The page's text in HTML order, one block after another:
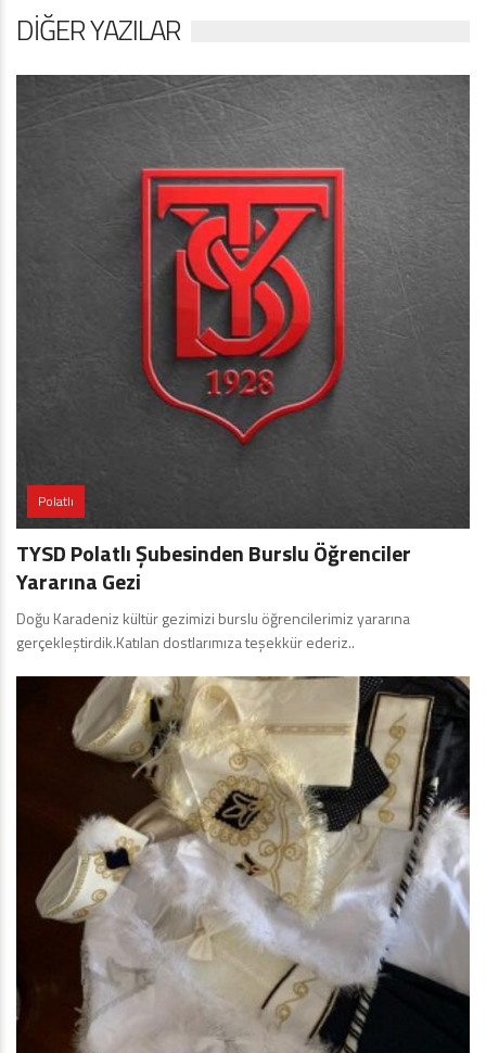
DIĞER YAZILAR
Polatlı
TYSD Polatlı Şubesinden Burslu Öğrenciler
Yararına Gezi
Doğu Karadeniz kültür gezimizi burslu öğrencilerimiz yararına
gerçekleştirdik.Katılan dostlarımıza teşekkür ederiz..